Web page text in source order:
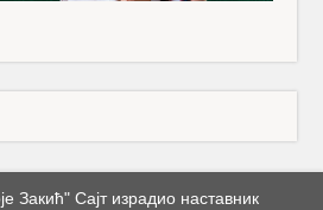
Сајт израдио наставник